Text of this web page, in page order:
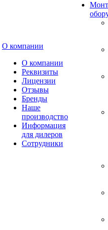
О компании
О компании
Реквизиты
Лицензии
Отзывы
Бренды
Наше
производство
Информация
для дилеров
Сотрудники